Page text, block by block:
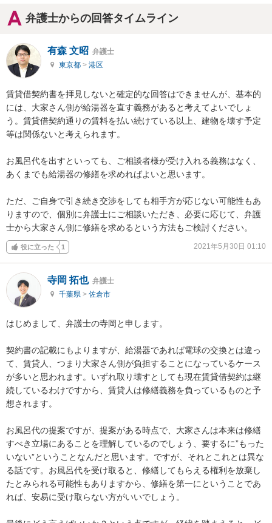
弁護士からの回答タイムライン
有森 文昭 弁護士
東京都 > 港区
賃貸借契約書を拝見しないと確定的な回答はできませんが、基本的
には、大家さん側が給湯器を直す義務があると考えてよいでしょ
う。賃貸借契約通りの賃料を払い続けている以上、建物を壊す予定
等は関係ないと考えられます。
お風呂代を出すといっても、ご相談者様が受け入れる義務はなく、
あくまでも給湯器の修繕を求めればよいと思います。
ただ、ご自身で引き続き交渉をしても相手方が応じない可能性もあ
りますので、個別に弁護士にご相談いただき、必要に応じて、弁護
士から大家さん側に修繕を求めるという方法もご検討ください。
役に立った 1 2021年5月30日 01:10
寺岡 拓也 弁護士
千葉県 > 佐倉市
はじめまして、弁護士の寺岡と申します。
契約書の記載にもよりますが、給湯器であれば電球の交換とは違っ
て、賃貸人、つまり大家さん側が負担することになっているケース
が多いと思われます。いずれ取り壊すとしても現在賃貸借契約は継
続しているわけですから、賃貸人は修繕義務を負っているものと予
想されます。
お風呂代の提案ですが、提案がある時点で、大家さんは本来は修繕
すべき立場にあることを理解しているのでしょう、要するに”もった
いない”ということなんだと思います。ですが、それとこれとは異な
る話です。お風呂代を受け取ると、修繕してもらえる権利を放棄し
たとみられる可能性もありますから、修繕を第一にということであ
れば、安易に受け取らない方がいいでしょう。